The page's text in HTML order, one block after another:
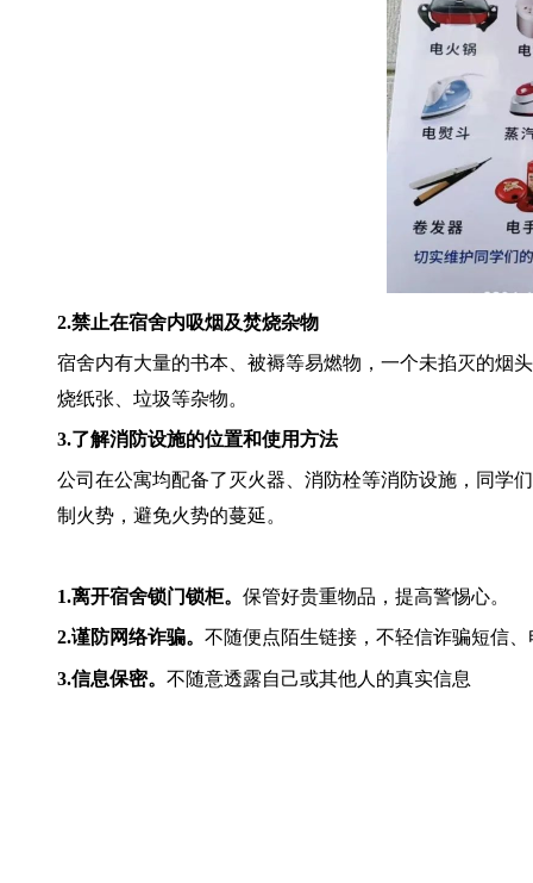
2.禁止在宿舍内吸烟及焚烧杂物
宿舍内有大量的书本、被褥等易燃物，一个未掐灭的烟
烧纸张、垃圾等杂物。
3.了解消防设施的位置和使用方法
公司在公寓均配备了灭火器、消防栓等消防设施，同学
制火势，避免火势的蔓延。
1.离开宿舍锁门锁柜。 保管好贵重物品，提高警惕心。
2.谨防网络诈骗。 不随便点陌生链接，不轻信诈骗短信
3.信息保密。 不随意透露自己或其他人的真实信息